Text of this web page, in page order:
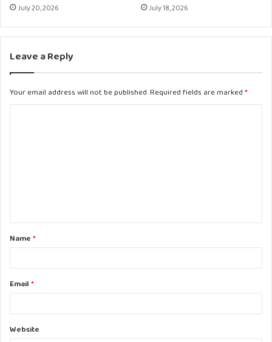
July 20, 2026 July 18, 2026
Leave a Reply
Your email address will not be published.Required fields are marked *
t
*Name *
Email *
Website